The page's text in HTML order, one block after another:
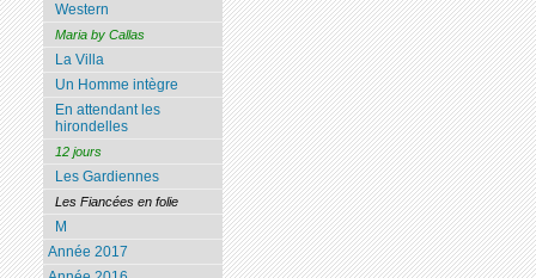
Western
Maria by Callas
La Villa
Un Homme intègre
En attendant les
hirondelles
12 jours
Les Gardiennes
Les Fiancées en folie
M
Année 2017